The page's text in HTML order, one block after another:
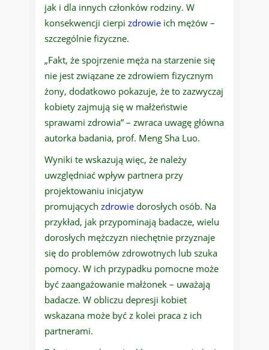
jak i dla innych członków rodziny. W
konsekwencji cierpi zdrowie ich mężów –
szczególnie fizyczne.
„Fakt, że spojrzenie męża na starzenie się
nie jest związane ze zdrowiem fizycznym
żony, dodatkowo pokazuje, że to zazwyczaj
kobiety zajmują się w małżeństwie
sprawami zdrowia” – zwraca uwagę główna
autorka badania, prof. Meng Sha Luo.
Wyniki te wskazują więc, że należy
uwzględniać wpływ partnera przy
projektowaniu inicjatyw
promujących zdrowie dorosłych osób. Na
przykład, jak przypominają badacze, wielu
dorosłych mężczyzn niechętnie przyznaje
się do problemów zdrowotnych lub szuka
pomocy. W ich przypadku pomocne może
być zaangażowanie małżonek – uważają
badacze. W obliczu depresji kobiet
wskazana może być z kolei praca z ich
partnerami.